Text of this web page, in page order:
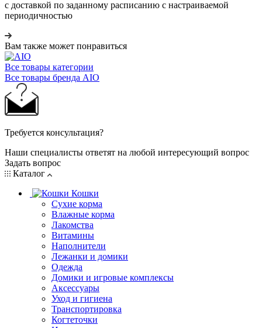
с доставкой по заданному расписанию с настраиваемой
периодичностью
Вам также может понравиться
Все товары категории
Все товары бренда AIO
Требуется консультация?
Наши специалисты ответят на любой интересующий вопрос
Задать вопрос
Каталог
Кошки
Сухие корма
Влажные корма
Лакомства
Витамины
Наполнители
Лежанки и домики
Одежда
Домики и игровые комплексы
Аксессуары
Уход и гигиена
Транспортировка
Когтеточки